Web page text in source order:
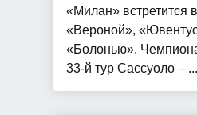
«Милан» встретится
«Вероной»,
«Болонью».
33-й тур Сассуоло – ...